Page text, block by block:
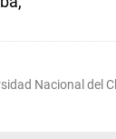
Nacional del